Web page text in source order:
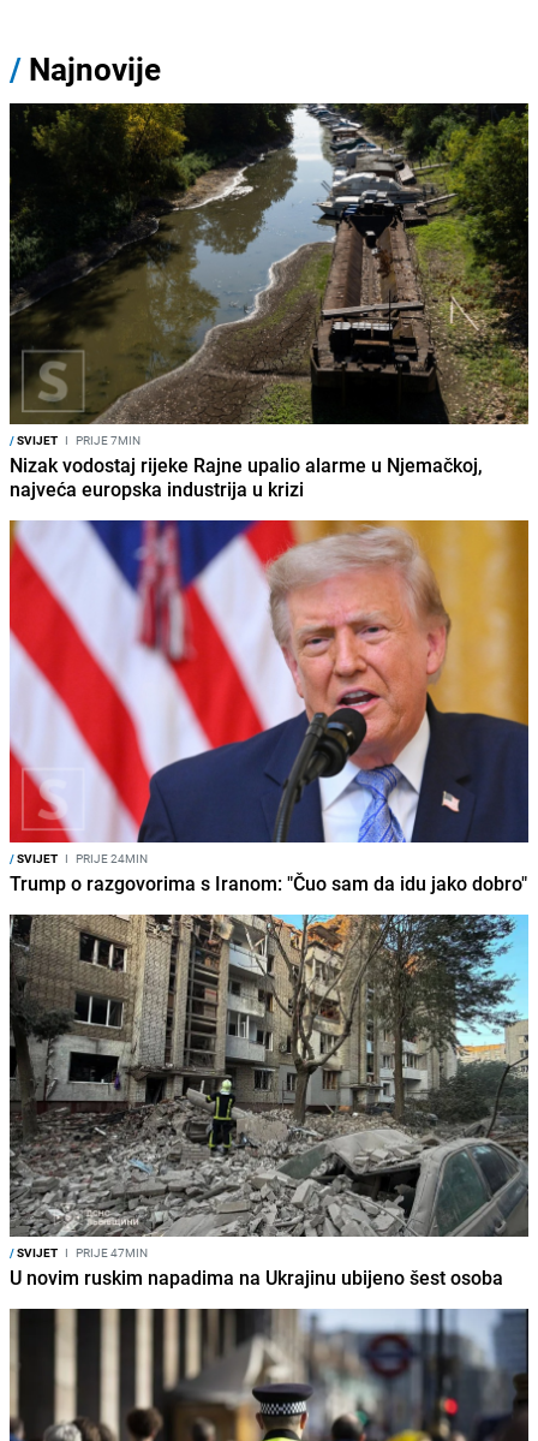
/ Najnovije
/SVIJET I PRIJE 7MIN
Nizak vodostaj rijeke Rajne upalio alarme u Njemačkoj,
najveća europska industrija u krizi
/SVIJET I PRIJE 24MIN
Trump o razgovorima s Iranom: "Čuo sam da idu jako dobro"
/SVIJET I PRIJE 47MIN
U novim ruskim napadima na Ukrajinu ubijeno šest osoba